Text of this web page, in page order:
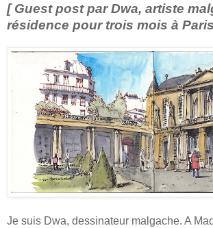
[ Guest post par Dwa, artiste
résidence pour trois mois à
Je suis Dwa, dessinateur malgache. A